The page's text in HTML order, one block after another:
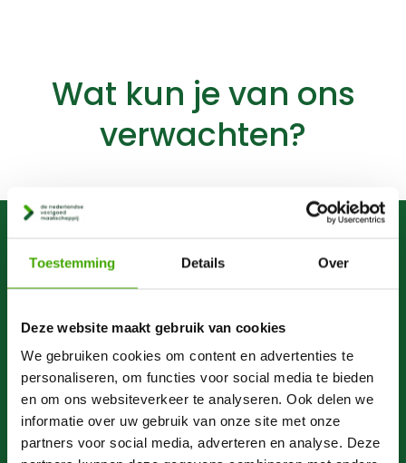
Toestemming Details Over
Deze website maakt gebruik van cookies
We gebruiken cookies om content en advertenties te
personaliseren, om functies voor social media te bieden
en om ons websiteverkeer te analyseren. Ook delen we
informatie over uw gebruik van onze site met onze
partners voor social media, adverteren en analyse. Deze
Wat kun je van ons
verwachten?